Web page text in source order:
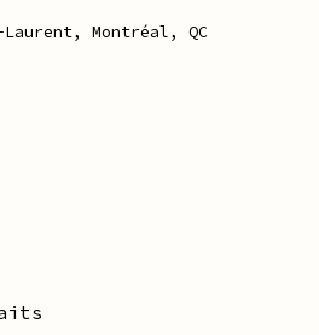
Montréal, QC